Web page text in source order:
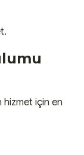
hizmet için en